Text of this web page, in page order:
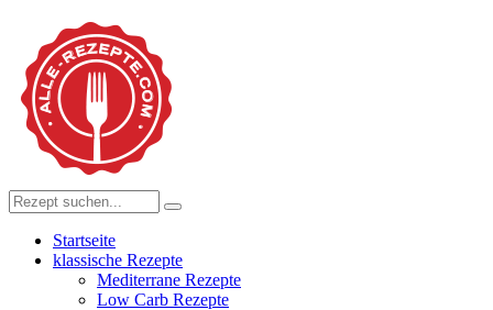
Startseite
klassische Rezepte
Mediterrane Rezepte
Low Carb Rezepte